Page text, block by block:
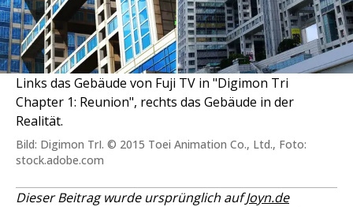
Links das Gebäude von Fuji TV in "Digimon Tri
Chapter 1: Reunion", rechts das Gebäude in der
Realität.
Bild: Digimon TrI. © 2015 Toei Animation Co., Ltd., Foto:
stock.adobe.com
Dieser Beitrag wurde ursprünglich aufJoyn.de